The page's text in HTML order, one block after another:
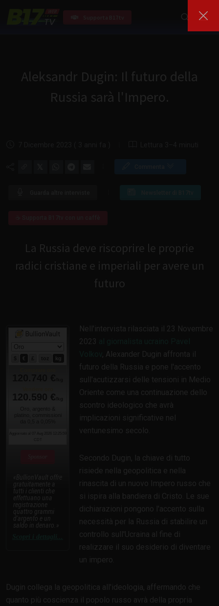
Aleksandr Dugin: Il futuro della
Russia sarà l'Impero.
La Russia deve riscoprire le proprie
radici cristiane e imperiali per avere un
futuro
gratuitamente a
tutti i clienti che
effettuano una
registrazione
quattro grammi
d'argento e un
saldo in denaro.
Nell'intervista rilasciata il 23 Novembre
2023
, Alexander Dugin affronta il
futuro della Russia e pone l'accento
sull'acutizzarsi delle tensioni in Medio
Oriente come una continuazione dello
scontro ideologico che avrà
implicazioni significative nel
ventunesimo secolo.
Secondo Dugin, la chiave di tutto
risiede nella geopolitica e nella
rinascita di un nuovo Impero russo che
si ispira alla bandiera di Cristo. Le sue
dichiarazioni pongono l'accento sulla
necessità per la Russia di stabilire un
controllo sull'Ucraina al fine di
realizzare il suo desiderio di diventare
un impero.
Dugin collega la geopolitica all'ideologia, affermando che
quanto più coscienza il popolo russo avrà della propria